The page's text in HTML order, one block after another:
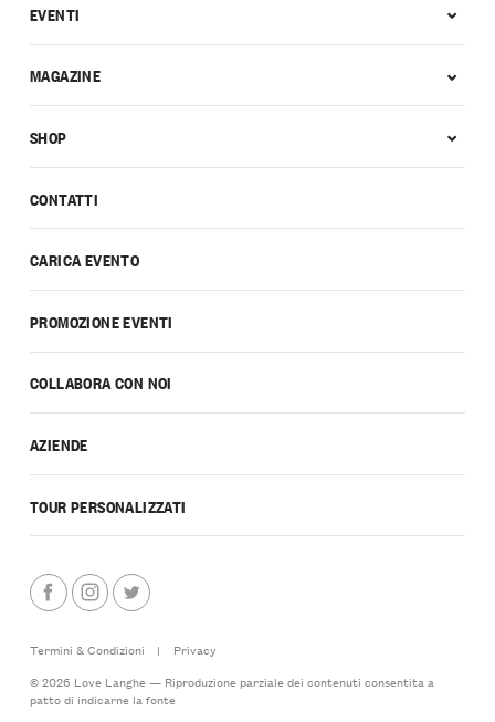
CONTATTI
CARICA EVENTO
PROMOZIONE EVENTI
COLLABORA CON NOI
AZIENDE
TOUR PERSONALIZZATI
EVENTI
MAGAZINE
SHOP
Termini & Condizioni |
Privacy
© 2026 Love Langhe — Riproduzione parziale dei contenuti consentita a
patto di indicarne la fonte